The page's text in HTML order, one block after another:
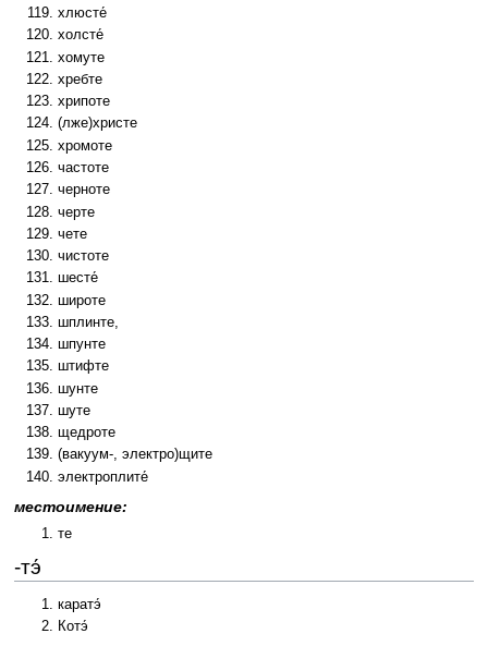
хлюсте́
холсте́
хомуте
хребте
хрипоте
(лже)христе
хромоте
частоте
черноте
черте
чете
чистоте
шесте́
широте
шплинте,
шпунте
штифте
шунте
шуте
щедроте
(вакуум-, электро)щите
электроплите́
местоимение:
те
-тэ́
каратэ́
Котэ́